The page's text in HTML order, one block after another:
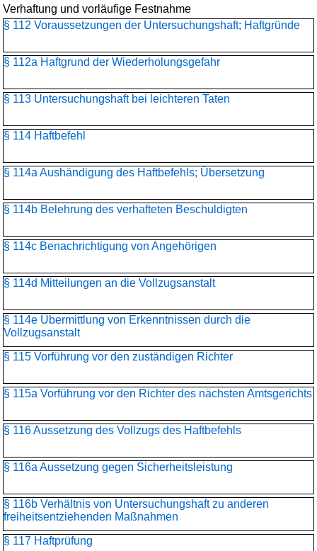
Verhaftung und vorläufige Festnahme
§ 112 Voraussetzungen der Untersuchungshaft; Haftgründe
§ 112a Haftgrund der Wiederholungsgefahr
§ 113 Untersuchungshaft bei leichteren Taten
§ 114 Haftbefehl
§ 114a Aushändigung des Haftbefehls; Übersetzung
§ 114b Belehrung des verhafteten Beschuldigten
§ 114c Benachrichtigung von Angehörigen
§ 114d Mitteilungen an die Vollzugsanstalt
§ 114e Übermittlung von Erkenntnissen durch die
Vollzugsanstalt
§ 115 Vorführung vor den zuständigen Richter
§ 115a Vorführung vor den Richter des nächsten Amtsgerichts
§ 116 Aussetzung des Vollzugs des Haftbefehls
§ 116a Aussetzung gegen Sicherheitsleistung
§ 116b Verhältnis von Untersuchungshaft zu anderen
freiheitsentziehenden Maßnahmen
§ 117 Haftprüfung